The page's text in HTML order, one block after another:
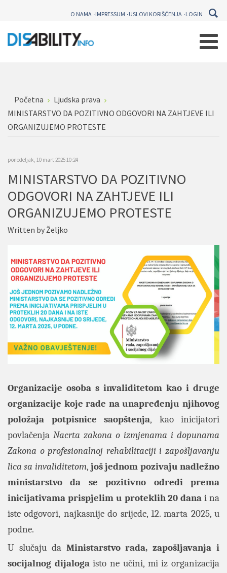
O NAMA IMPRESSUM USLOVI KORIŠĆENJA LOGIN
Početna
Ljudska prava
MINISTARSTVO DA POZITIVNO ODGOVORI NA ZAHTJEVE ILI
ORGANIZUJEMO PROTESTE
ponedeljak, 10 mart 2025 10:24
MINISTARSTVO DA POZITIVNO
ODGOVORI NA ZAHTJEVE ILI
ORGANIZUJEMO PROTESTE
Written byŽeljko
Organizacije osoba s invaliditetom kao i druge
organizacije koje rade na unapređenju njihovog
položaja potpisnice saopštenja,
kao inicijatori
povlačenja Nacrta zakona o izmjenama i dopunama
Zakona o profesionalnoj rehabilitaciji i zapošljavanju
lica sa invaliditetom, još jednom pozivaju nadležno
ministarstvo da se pozitivno odredi prema
inicijativama prispjelim u proteklih 20 dana i na
iste odgovori, najkasnije do srijede, 12. marta 2025, u
podne.
U slučaju da Ministarstvo rada, zapošljavanja i
socijalnog dijalogaisto ne učini, mi iz organizacija